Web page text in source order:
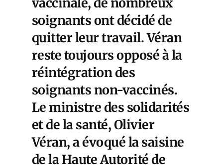
soignants ont décidé de
quitter leur travail. Véran
reste toujours opposé à la
réintégration des
soignants non-vaccinés.
Le ministre des solidarités
et de la santé, Olivier
Véran, a évoqué la saisine
de la Haute Autorité de